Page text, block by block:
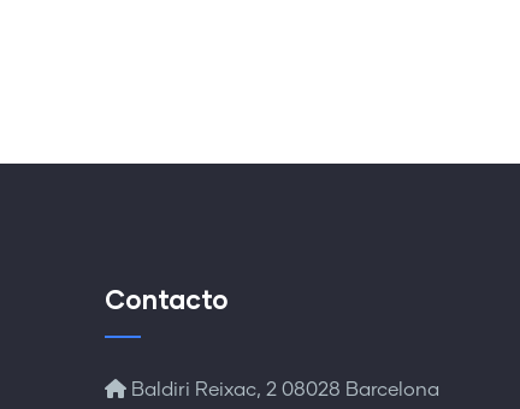
Contacto
Baldiri Reixac, 2 08028 Barcelona